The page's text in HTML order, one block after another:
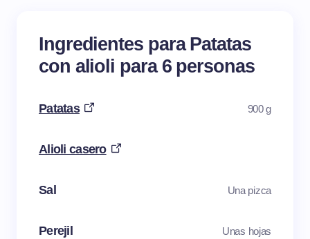
Ingredientes para Patatas
con alioli para 6 personas
Patatas 900 g
Alioli casero
Sal Una pizca
Perejil Unas hojas